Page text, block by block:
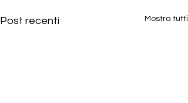
Post recenti Mostra tutti